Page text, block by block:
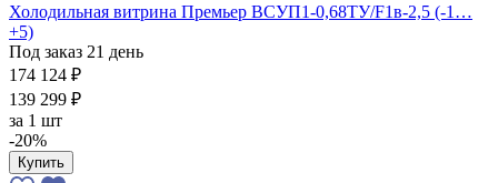
Холодильная витрина Премьер ВСУП1-0,68ТУ/F1в-2,5 (-1…
+5)
Под заказ 21 день
174 124 ₽
139 299 ₽
за 1 шт
-20%
Купить